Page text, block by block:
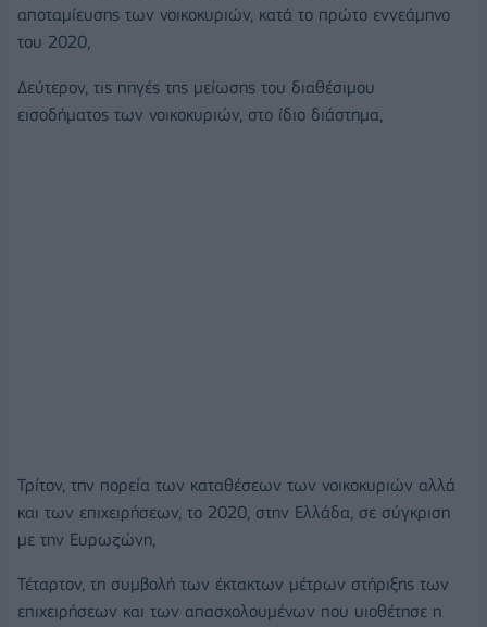
αποταμίευσης των νοικοκυριών, κατά το πρώτο εννεάμηνο
του 2020,
Δεύτερον, τις πηγές της μείωσης του διαθέσιμου
εισοδήματος των νοικοκυριών, στο ίδιο διάστημα,
Τρίτον, την πορεία των καταθέσεων των νοικοκυριών αλλά
και των επιχειρήσεων, το 2020, στην Ελλάδα, σε σύγκριση
με την Ευρωζώνη,
Τέταρτον, τη συμβολή των έκτακτων μέτρων στήριξης των
επιχειρήσεων και των απασχολουμένων που υιοθέτησε η